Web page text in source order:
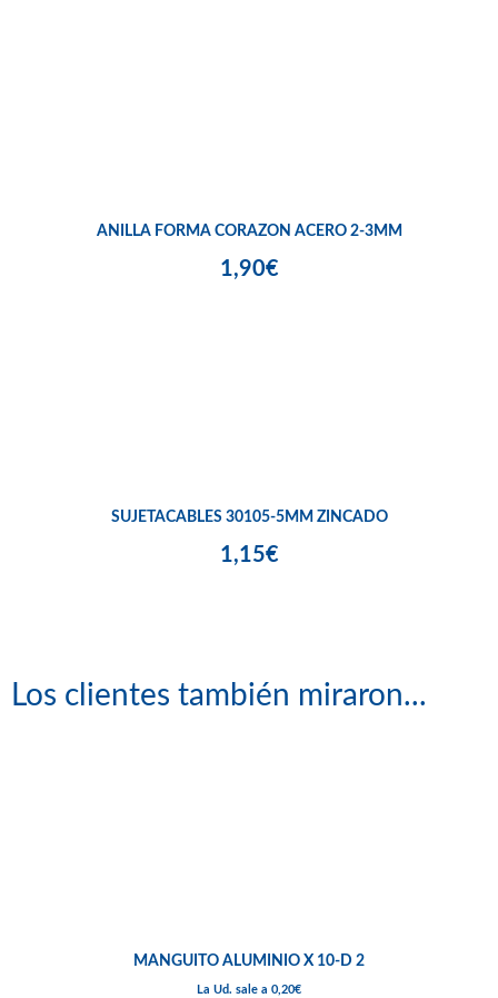
ANILLA FORMA CORAZON ACERO 2-3MM
1,90€
SUJETACABLES 30105-5MM ZINCADO
1,15€
Los clientes también miraron...
MANGUITO ALUMINIO X 10-D 2
La Ud. sale a 0,20€